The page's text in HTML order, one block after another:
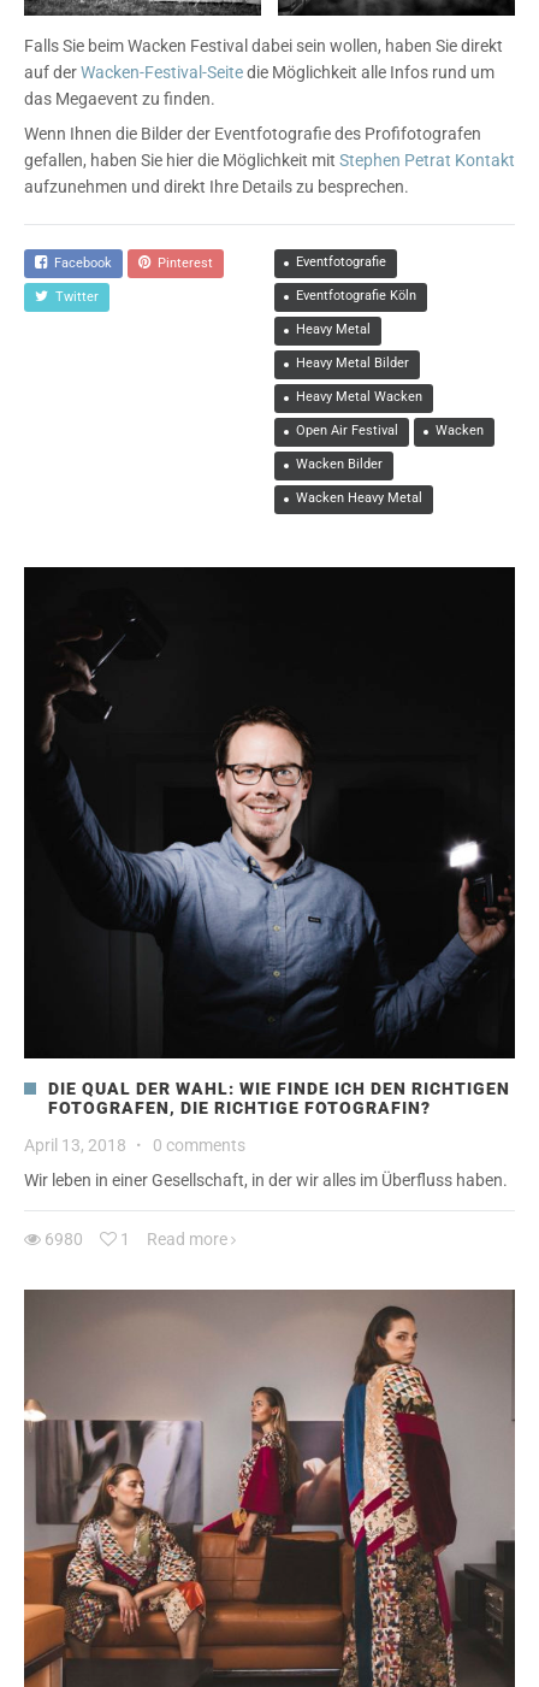
Falls Sie beim Wacken Festival dabei sein wollen, haben Sie direkt
auf derWacken-Festival-Seitedie Möglichkeit alle Infos rund um
das Megaevent zu finden.
Wenn Ihnen die Bilder der Eventfotografie des Profifotografen
gefallen, haben Sie hier die Möglichkeit mit Stephen Petrat Kontakt
aufzunehmen und direkt Ihre Details zu besprechen.
Facebook Pinterest
Twitter
Eventfotografie
Eventfotografie Köln
Heavy Metal
Heavy Metal Bilder
Heavy Metal Wacken
Open Air Festival Wacken
Wacken Bilder
Wacken Heavy Metal
DIE QUAL DER WAHL: WIE FINDE ICH DEN RICHTIGEN
FOTOGRAFEN, DIE RICHTIGE FOTOGRAFIN?
April 13, 2018
·
0 comments
Wir leben in einer Gesellschaft, in der wir alles im Überfluss haben.
6980 1 Read more